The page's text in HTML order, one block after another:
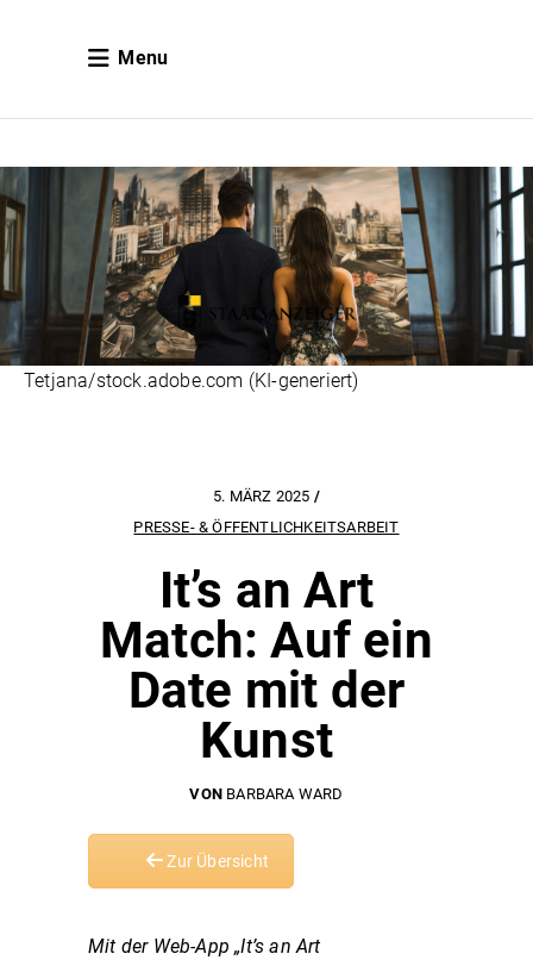
Menu
Tetjana/stock.adobe.com (KI-generiert)
5. MÄRZ 2025
PRESSE- & ÖFFENTLICHKEITSARBEIT
It’s an Art
Match: Auf ein
Date mit der
Kunst
VON BARBARA WARD
Zur Übersicht
Mit der Web-App „It’s an Art